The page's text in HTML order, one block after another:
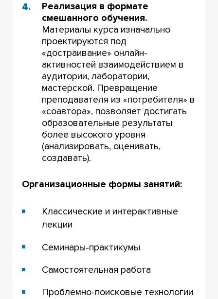
Реализация в формате
смешанного обучения.
Материалы курса изначально
проектируются под
«достраивание» онлайн-
активностей взаимодействием в
аудитории, лаборатории,
мастерской. Превращение
преподавателя из «потребителя» в
«соавтора», позволяет достигать
образовательные результаты
более высокого уровня
(анализировать, оценивать,
создавать).
Организационные формы занятий:
Классические и интерактивные
лекции
Семинары-практикумы
Самостоятельная работа
Проблемно-поисковые технологии